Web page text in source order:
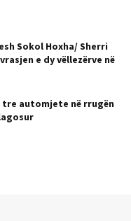
Sokol Hoxha/ Sherri
e dy vëllezërve në
automjete në rrugën